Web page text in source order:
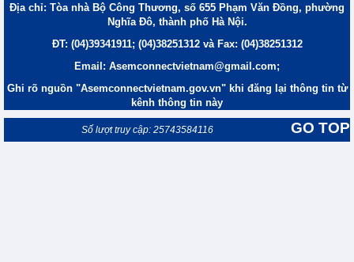
Địa chỉ: Tòa nhà Bộ Công Thương, số 655 Phạm Văn Đồng, phường
Nghĩa Đô, thành phố Hà Nội.
ĐT: (04)39341911; (04)38251312 và Fax: (04)38251312
Email: Asemconnectvietnam@gmail.com;
Ghi rõ nguồn "Asemconnectvietnam.gov.vn" khi đăng lại thông tin từ
kênh thông tin này
GO TOP
Số lượt truy cập: 25743584116